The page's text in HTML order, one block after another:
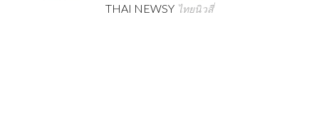
THAI NEWSY ไทยนิวสี่